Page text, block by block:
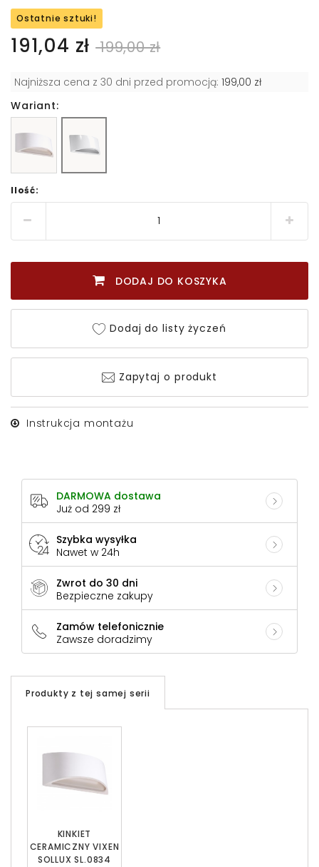
Ostatnie sztuki!
191,04 zł 199,00 zł
Najniższa cena z 30 dni przed promocją: 199,00 zł
Wariant:
Ilość:
DODAJ DO KOSZYKA
Dodaj do listy życzeń
Zapytaj o produkt
Instrukcja montażu
DARMOWA dostawa
Już od 299 zł
Szybka wysyłka
Nawet w 24h
Zwrot do 30 dni
Bezpieczne zakupy
Zamów telefonicznie
Zawsze doradzimy
Produkty z tej samej serii
KINKIET
CERAMICZNY VIXEN
SOLLUX SL.0834